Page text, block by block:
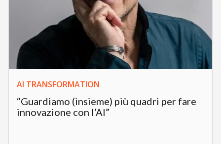
AI TRANSFORMATION
“Guardiamo (insieme) più quadri per fare
innovazione con l’AI”